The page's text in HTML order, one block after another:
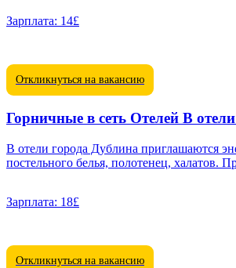
Зарплата: 14£
Откликнуться на вакансию
Горничные в сеть Отелей В
В отели города Дублина приглашаются
постельного белья, полотенец, халатов.
Зарплата: 18£
Откликнуться на вакансию